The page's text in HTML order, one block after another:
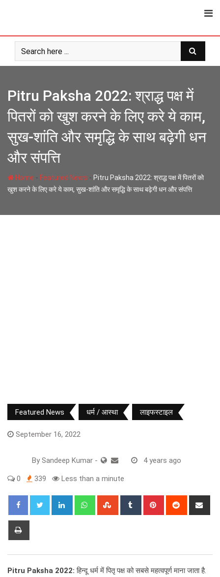
Pitru Paksha 2022: श्राद्ध पक्ष में
पितरों को खुश करने के लिए करे ये काम,
सुख-शांति और समृद्धि के साथ बढ़ेगी धन
और संपत्ति
Home - Featured News - Pitru Paksha 2022: श्राद्ध पक्ष में पितरों को
खुश करने के लिए करे ये काम, सुख-शांति और समृद्धि के साथ बढ़ेगी धन और संपत्ति
Featured News धर्म / आस्था लाइफस्टाइल
September 16, 2022
By Sandeep Kumar - 4 years ago
0 339 Less than a minute
LinkedIn WhatsappStumbleUpon
Tumblr Pinterest Reddit
Pitru Paksha 2022: हिन्दू धर्म में पितृ पक्ष को सबसे महत्वपूर्ण माना जाता है.